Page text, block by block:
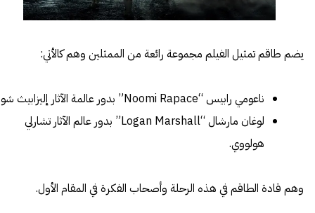
يضم طاقم تمثيل الفيلم مجموعة رائعة من الممثلين وهم كالأتي:
ناعومي رابيس “Noomi Rapace” بدور عالمة الآثار إليزابيث شو.
لوغان مارشال “Logan Marshall” بدور عالم الآثار تشارلي
هولووي.
وهم قادة الطاقم في هذه الرحلة وأصحاب الفكرة في المقام الأول.